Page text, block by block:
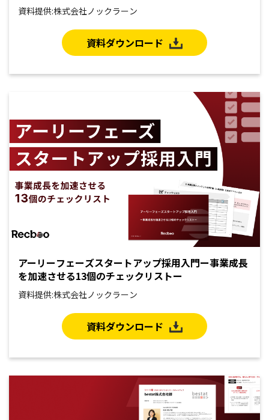
資料提供:株式会社ノックラーン
資料ダウンロード
アーリーフェーズスタートアップ採用入門ー事業成長
を加速させる13個のチェックリストー
資料提供:株式会社ノックラーン
資料ダウンロード